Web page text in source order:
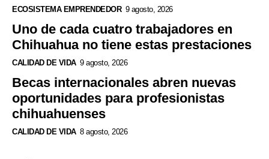
ECOSISTEMA EMPRENDEDOR 9 agosto, 2026
Uno de cada cuatro trabajadores en
Chihuahua no tiene estas prestaciones
CALIDAD DE VIDA 9 agosto, 2026
Becas internacionales abren nuevas
oportunidades para profesionistas
chihuahuenses
CALIDAD DE VIDA 8 agosto, 2026